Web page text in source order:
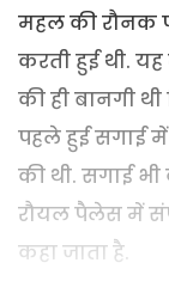
महल की रौनक
करती हुई थी.
की ही बानगी
पहले हुई सगाई
की थी. सगाई
रौयल पैलेस में
कहा जाता है.